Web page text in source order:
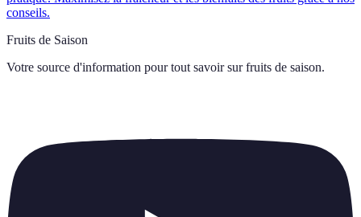
conseils.
Fruits de Saison
Votre source d'information pour tout savoir sur fruits de saison.